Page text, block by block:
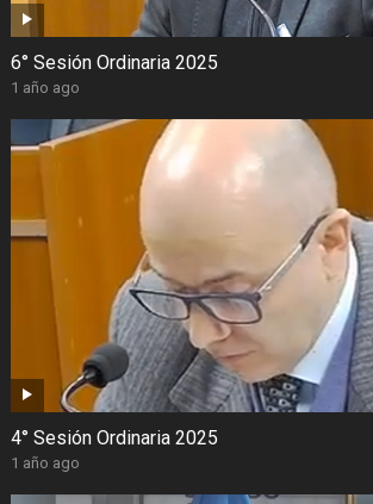
6° Sesión Ordinaria 2025
1 año ago
4° Sesión Ordinaria 2025
1 año ago